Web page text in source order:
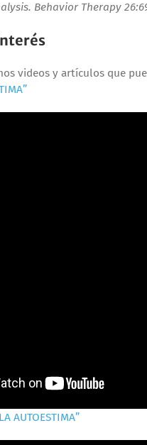
Behavior Therapy
videos y artículos que
AUTOESTIMA”